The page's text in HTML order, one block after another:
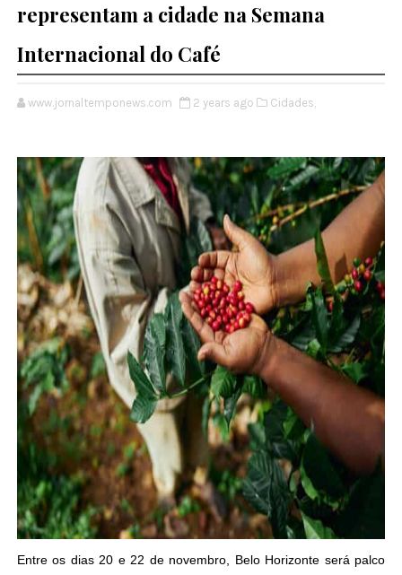
representam a cidade na Semana
Internacional do Café
www.jornaltemponews.com 2 years ago Cidades,
Entre os dias 20 e 22 de novembro, Belo Horizonte será palco